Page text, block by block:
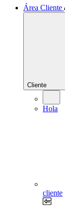
Área Cliente
Cliente
Hola
cliente